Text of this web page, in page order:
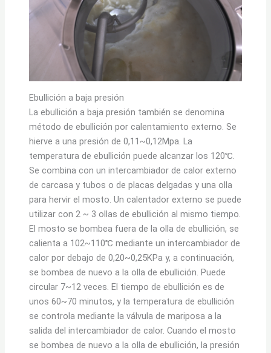
Ebullición a baja presión
La ebullición a baja presión también se denomina
método de ebullición por calentamiento externo. Se
hierve a una presión de 0,11~0,12Mpa. La
temperatura de ebullición puede alcanzar los 120℃.
Se combina con un intercambiador de calor externo
de carcasa y tubos o de placas delgadas y una olla
para hervir el mosto. Un calentador externo se puede
utilizar con 2 ~ 3 ollas de ebullición al mismo tiempo.
El mosto se bombea fuera de la olla de ebullición, se
calienta a 102~110℃ mediante un intercambiador de
calor por debajo de 0,20~0,25KPa y, a continuación,
se bombea de nuevo a la olla de ebullición. Puede
circular 7~12 veces. El tiempo de ebullición es de
unos 60~70 minutos, y la temperatura de ebullición
se controla mediante la válvula de mariposa a la
salida del intercambiador de calor. Cuando el mosto
se bombea de nuevo a la olla de ebullición, la presión